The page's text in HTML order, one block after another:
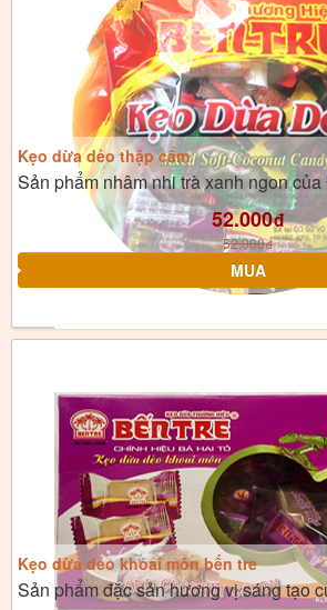
Kẹo dừa dẻo thập cẩm
Sản phẩm nhâm nhi trà xanh ngon
52.000đ
52.000đ
Kẹo dừa dẻo khoai môn bến tre
Sản phẩm đặc sản hương vị sáng tạo